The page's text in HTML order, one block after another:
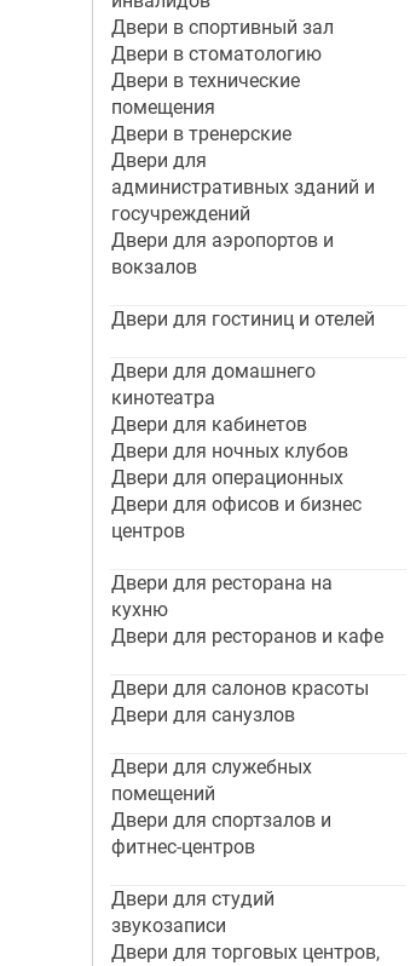
Двери в спортивный зал
Двери в стоматологию
Двери в технические
помещения
Двери в тренерские
Двери для
административных зданий и
госучреждений
Двери для аэропортов и
вокзалов
Двери для гостиниц и отелей
Двери для домашнего
кинотеатра
Двери для кабинетов
Двери для ночных клубов
Двери для операционных
Двери для офисов и бизнес
центров
Двери для ресторана на
кухню
Двери для ресторанов и кафе
Двери для салонов красоты
Двери для санузлов
Двери для служебных
помещений
Двери для спортзалов и
фитнес-центров
Двери для студий
звукозаписи
Двери для торговых центров,